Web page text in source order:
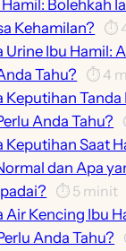
Hamil: Bolehkah
Kehamilan? ⏱️
Urine Ibu Hamil:
Tahu?
⏱️ 4
Keputihan Tanda
Anda Tahu?
Keputihan Saat
dan Apa
⏱️ 5 minit
Air Kencing Ibu
Anda Tahu?